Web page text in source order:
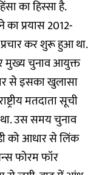
का हिस्सा है.
प्रयास 2012-
कर शुरू हुआ था.
मुख्य चुनाव आयुक्त
से इसका खुलासा
मतदाता सूची
था. उस समय चुनाव
को आधार से लिंक
फोरम फॉर